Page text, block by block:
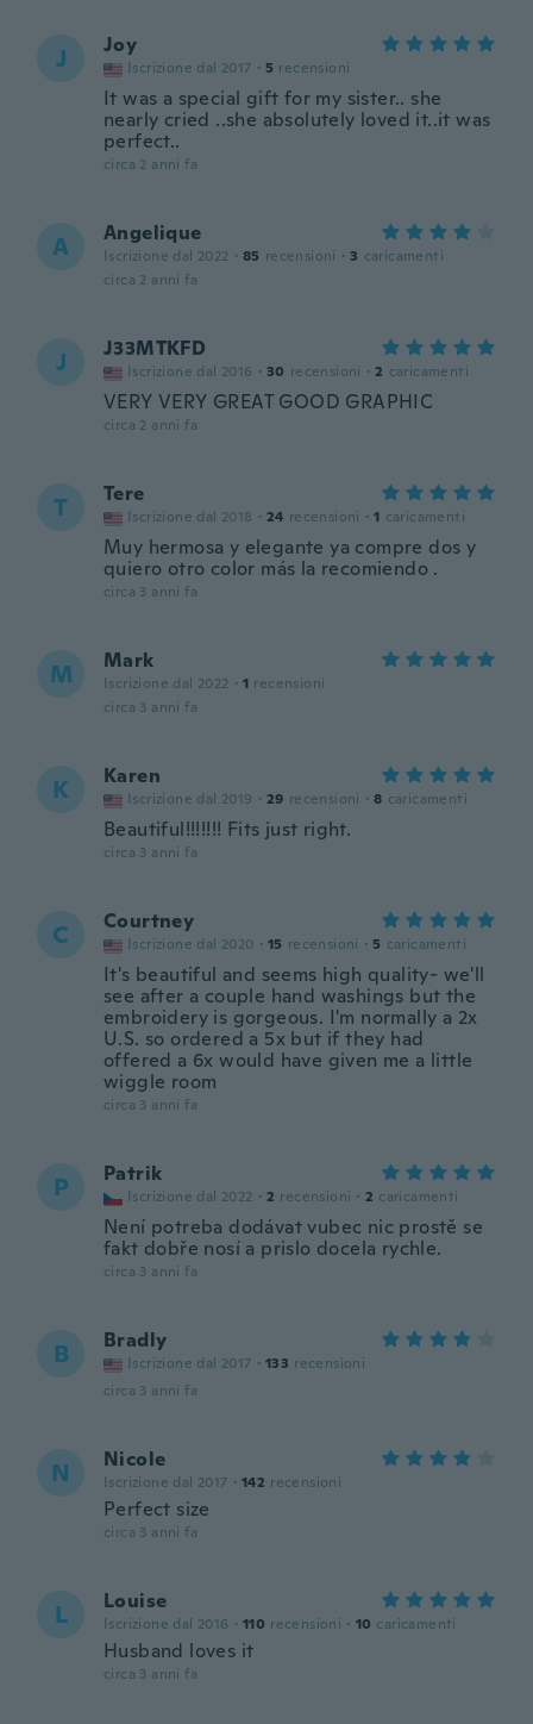
J Joy
Iscrizione dal 2017 · 5 recensioni
It was a special gift for my sister.. she
nearly cried ..she absolutely loved it..it was
perfect..
circa 2 anni fa
A Angelique
Iscrizione dal 2022 · 85 recensioni · 3 caricamenti
circa 2 anni fa
J J33MTKFD
Iscrizione dal 2016 · 30 recensioni · 2 caricamenti
VERY VERY GREAT GOOD GRAPHIC
circa 2 anni fa
T Tere
Iscrizione dal 2018 · 24 recensioni · 1 caricamenti
Muy hermosa y elegante ya compre dos y
quiero otro color más la recomiendo .
circa 3 anni fa
M Mark
Iscrizione dal 2022 · 1 recensioni
circa 3 anni fa
K Karen
Iscrizione dal 2019 · 29 recensioni · 8 caricamenti
Beautiful!!!!!!! Fits just right.
circa 3 anni fa
C Courtney
Iscrizione dal 2020 · 15 recensioni · 5 caricamenti
It's beautiful and seems high quality- we'll
see after a couple hand washings but the
embroidery is gorgeous. I'm normally a 2x
U.S. so ordered a 5x but if they had
offered a 6x would have given me a little
wiggle room
circa 3 anni fa
P Patrik
Iscrizione dal 2022 · 2 recensioni · 2 caricamenti
Není potreba dodávat vubec nic prostě se
fakt dobře nosí a prislo docela rychle.
circa 3 anni fa
B Bradly
Iscrizione dal 2017 · 133 recensioni
circa 3 anni fa
N Nicole
Iscrizione dal 2017 · 142 recensioni
Perfect size
circa 3 anni fa
L Louise
Iscrizione dal 2016 · 110 recensioni · 10 caricamenti
Husband loves it
circa 3 anni fa